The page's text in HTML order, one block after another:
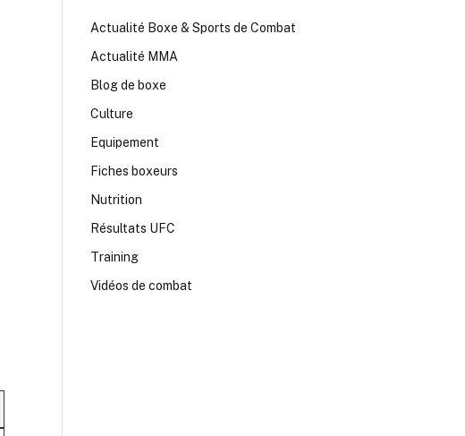
Actualité Boxe & Sports de Combat
Actualité MMA
Blog de boxe
Culture
Equipement
Fiches boxeurs
Nutrition
Résultats UFC
Training
Vidéos de combat